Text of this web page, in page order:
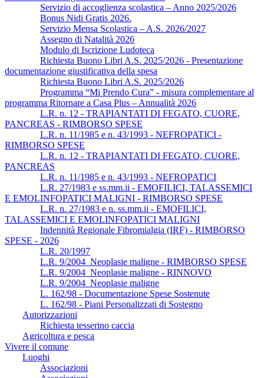
Servizio di accoglienza scolastica – Anno 2025/2026
Bonus Nidi Gratis 2026.
Servizio Mensa Scolastica – A.S. 2026/2027
Assegno di Natalità 2026
Modulo di Iscrizione Ludoteca
Richiesta Buono Libri A.S. 2025/2026 - Presentazione
documentazione giustificativa della spesa
Richiesta Buono Libri A.S. 2025/2026
Programma “Mi Prendo Cura” - misura complementare al
programma Ritornare a Casa Plus – Annualità 2026
L.R. n. 12 - TRAPIANTATI DI FEGATO, CUORE,
PANCREAS - RIMBORSO SPESE
L.R. n. 11/1985 e n. 43/1993 - NEFROPATICI -
RIMBORSO SPESE
L.R. n. 12 - TRAPIANTATI DI FEGATO, CUORE,
PANCREAS
L.R. n. 11/1985 e n. 43/1993 - NEFROPATICI
L.R. 27/1983 e ss.mm.ii - EMOFILICI, TALASSEMICI
E EMOLINFOPATICI MALIGNI - RIMBORSO SPESE
L.R. n. 27/1983 e n. ss.mm.ii - EMOFILICI,
TALASSEMICI E EMOLINFOPATICI MALIGNI
Indennità Regionale Fibromialgia (IRF) - RIMBORSO
SPESE - 2026
L.R. 20/1997
L.R. 9/2004_Neoplasie maligne - RIMBORSO SPESE
L.R. 9/2004_Neoplasie maligne - RINNOVO
L.R. 9/2004_Neoplasie maligne
L. 162/98 - Documentazione Spese Sostenute
L. 162/98 - Piani Personalizzati di Sostegno
Autorizzazioni
Richiesta tesserino caccia
Agricoltura e pesca
Vivere il comune
Luoghi
Associazioni